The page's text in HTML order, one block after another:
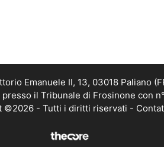
Emanuele II, 13, 03018 Paliano
il Tribunale di Frosinone con
©2026 - Tutti i diritti riservati -